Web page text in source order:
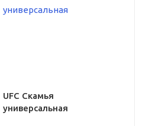
UFC Скамья
универсальная